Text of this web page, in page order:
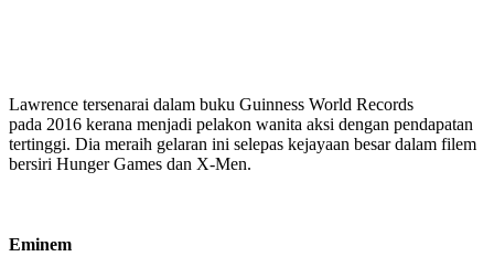
Lawrence tersenarai dalam buku Guinness World Records
pada 2016 kerana menjadi pelakon wanita aksi dengan pendapatan
tertinggi. Dia meraih gelaran ini selepas kejayaan besar dalam filem
bersiri Hunger Games dan X-Men.
Eminem